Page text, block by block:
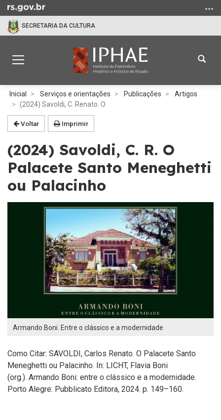
para
para
menu
SECRETARIA DA CULTURA
Alterna
navegação
Abrir
busca
Início
conteúdo
Inicial Serviços e orientações Publicações
Artigos
(2024) Savoldi, C. Renato. O
Voltar Imprimir
(2024) Savoldi, C. R. O
Palacete Santo Meneghetti
ou Palacinho
Armando Boni. Entre o clássico e a modernidade
Como Citar: SAVOLDI, Carlos Renato. O Palacete Santo
Meneghetti ou Palacinho. In: LICHT, Flavia Boni
(org.). Armando Boni: entre o clássico e a modernidade.
Porto Alegre: Pubblicato Editora, 2024. p. 149–160.